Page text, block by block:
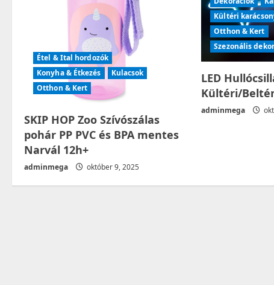
o
n
Étel & Ital hordozók
Konyha & Étkezés
Kulacsok
Otthon & Kert
SKIP HOP Zoo Szívószálas
pohár PP PVC és BPA mentes
Narvál 12h+
adminmega október 9, 2025
Kültéri
Otthon & Kert
Szezonális
LED
Kültéri/
adminmega